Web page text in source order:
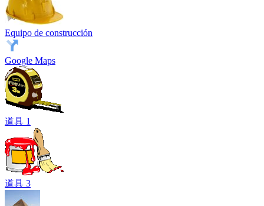
Equipo de construcción
Google Maps
道具 1
道具 3